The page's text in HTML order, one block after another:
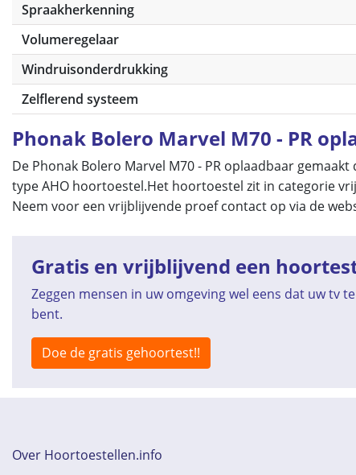
Spraakherkenning
Volumeregelaar
Windruisonderdrukking
Zelflerend systeem
Phonak Bolero Marvel M70 - PR
De Phonak Bolero Marvel M70 - PR oplaadbaar
type AHO hoortoestel.Het hoortoestel zit in categorie
Neem voor een vrijblijvende proef contact op via de
Gratis en vrijblijvend een
Zeggen mensen in uw omgeving wel eens dat uw tv
bent.
Doe de gratis gehoortest!!
Over Hoortoestellen.info